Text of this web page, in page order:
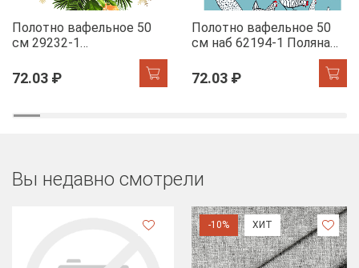
Полотно вафельное 50
см 29232-1
Мандариновый коктель
72.03 ₽
Полотно вафельное 50
см наб 62194-1 Поляна
72.03 ₽
Вы недавно смотрели
-10% ХИТ